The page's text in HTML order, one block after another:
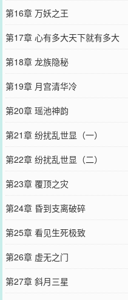
第16章 万妖之王
第17章 心有多大天下就有多大
第18章 龙族隐秘
第19章 月宫清华冷
第20章 瑶池神韵
第21章 纷扰乱世显（一）
第22章 纷扰乱世显（二）
第23章 覆顶之灾
第24章 昏到支离破碎
第25章 看见生死极致
第26章 虚无之门
第27章 斜月三星